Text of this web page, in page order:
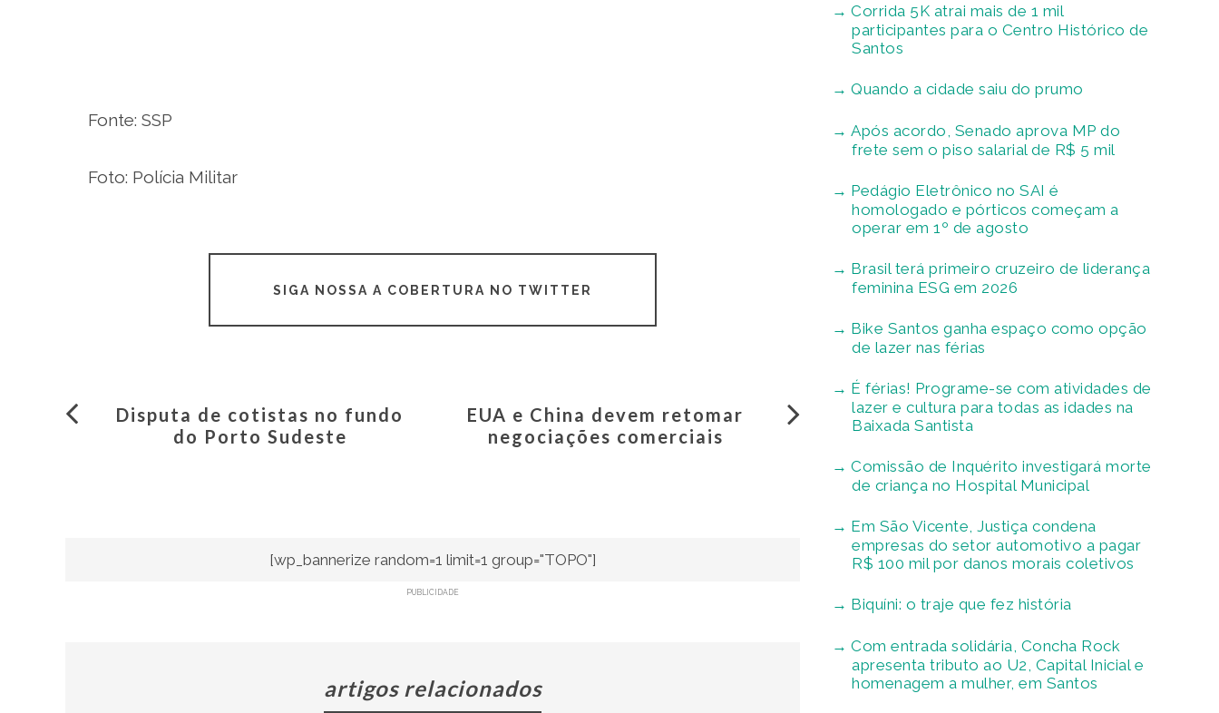
Fonte: SSP
Foto: Polícia Militar
SIGA NOSSA A COBERTURA NO TWITTER
Disputa de cotistas no fundo
do Porto Sudeste
EUA e China devem retomar
negociações comerciais
[wp_bannerize random=1 limit=1 group="TOPO"]
PUBLICIDADE
artigos relacionados
Corrida 5K atrai mais de 1 mil
participantes para o Centro Histórico de
Santos
Quando a cidade saiu do prumo
Após acordo, Senado aprova MP do
frete sem o piso salarial de R$ 5 mil
Pedágio Eletrônico no SAI é
homologado e pórticos começam a
operar em 1º de agosto
Brasil terá primeiro cruzeiro de liderança
feminina ESG em 2026
Bike Santos ganha espaço como opção
de lazer nas férias
É férias! Programe-se com atividades de
lazer e cultura para todas as idades na
Baixada Santista
Comissão de Inquérito investigará morte
de criança no Hospital Municipal
Em São Vicente, Justiça condena
empresas do setor automotivo a pagar
R$ 100 mil por danos morais coletivos
Biquíni: o traje que fez história
Com entrada solidária, Concha Rock
apresenta tributo ao U2, Capital Inicial e
homenagem a mulher, em Santos